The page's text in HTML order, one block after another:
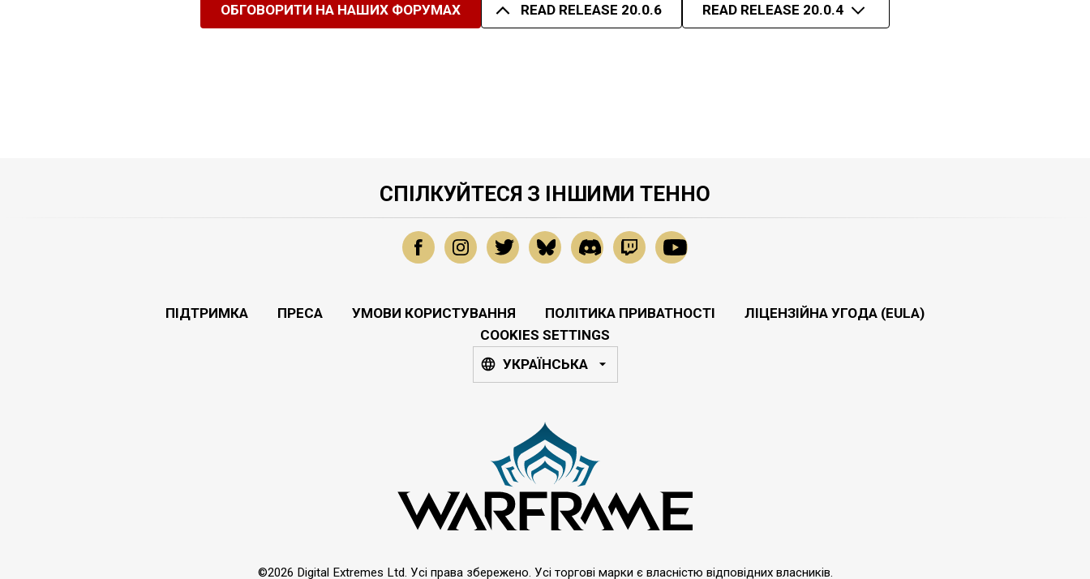
ОБГОВОРИТИ НА НАШИХ ФОРУМАХ READ RELEASE 20.0.6 READ RELEASE 20.0.4
СПІЛКУЙТЕСЯ З ІНШИМИ ТЕННО
ПІДТРИМКА ПРЕСА УМОВИ КОРИСТУВАННЯ ПОЛІТИКА ПРИВАТНОСТІ
ЛІЦЕНЗІЙНА УГОДА (EULA)
COOKIES SETTINGS
УКРАЇНСЬКА
©2026 Digital Extremes Ltd. Усі права збережено. Усі торгові марки є власністю відповідних власників.